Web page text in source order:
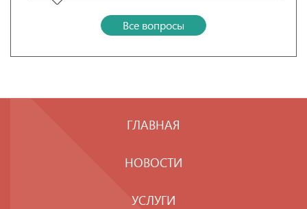
Все вопросы
ГЛАВНАЯ
НОВОСТИ
УСЛУГИ